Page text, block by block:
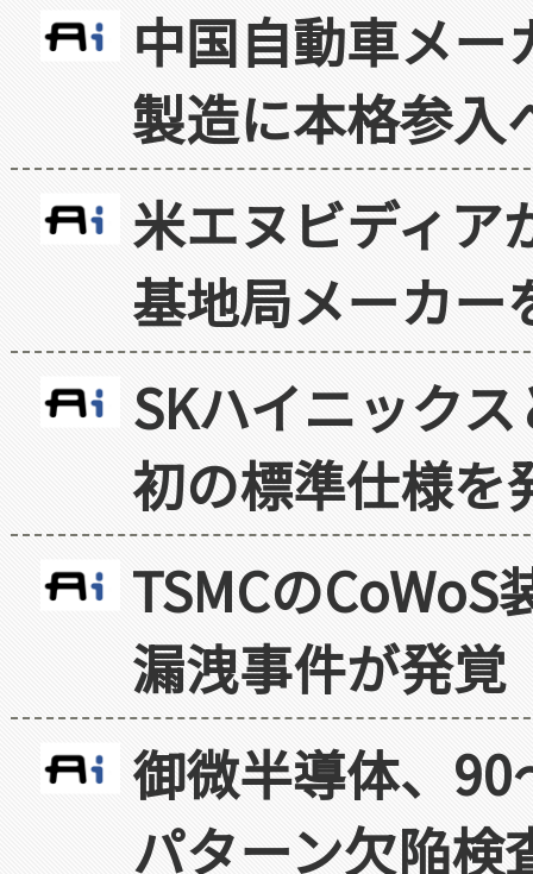
中国自動車メ
製造に本格参入
米エヌビディア
基地局メーカー
SKハイニック
初の標準仕様を
TSMCの
漏洩事件が発覚
御微半導体、
パターン欠陥検